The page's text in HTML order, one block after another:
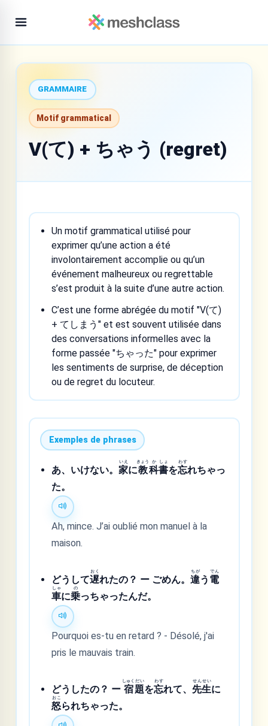
GRAMMAIRE
Motif grammatical
V(て) + ちゃう (regret)
Un motif grammatical utilisé pour
exprimer qu’une action a été
involontairement accomplie ou qu’un
événement malheureux ou regrettable
s’est produit à la suite d’une autre action.
C’est une forme abrégée du motif "V(て)
+ てしまう" et est souvent utilisée dans
des conversations informelles avec la
forme passée "ちゃった" pour exprimer
les sentiments de surprise, de déception
ou de regret du locuteur.
Exemples de phrases
あ、いけない。家
いえ
に教
きょう
科
か
書
しょ
を忘
わす
れちゃっ
た。
Ah, mince. J’ai oublié mon manuel à la
maison.
どうして遅
おく
れたの？ ー ごめん。違
ちが
う 電
でん
車
しゃ
に乗
の
っちゃったんだ。
Pourquoi es-tu en retard ? - Désolé, j'ai
pris le mauvais train.
どうしたの？ ー 宿
しゅく
題
だい
を忘
わす
れて、 先
せん
生
せい
に
怒
おこ
られちゃった。